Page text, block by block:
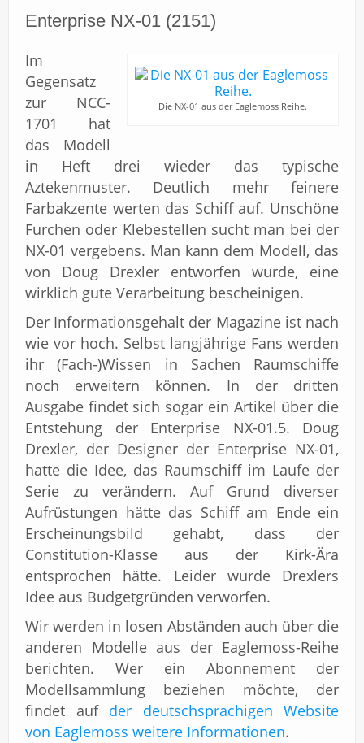
Enterprise NX-01 (2151)
Die NX-01 aus der Eaglemoss Reihe.
Im
Gegensatz
zur NCC-
1701 hat
das Modell
in Heft drei wieder das typische
Aztekenmuster. Deutlich mehr feinere
Farbakzente werten das Schiff auf. Unschöne
Furchen oder Klebestellen sucht man bei der
NX-01 vergebens. Man kann dem Modell, das
von Doug Drexler entworfen wurde, eine
wirklich gute Verarbeitung bescheinigen.
Der Informationsgehalt der Magazine ist nach
wie vor hoch. Selbst langjährige Fans werden
ihr (Fach-)Wissen in Sachen Raumschiffe
noch erweitern können. In der dritten
Ausgabe findet sich sogar ein Artikel über die
Entstehung der Enterprise NX-01.5. Doug
Drexler, der Designer der Enterprise NX-01,
hatte die Idee, das Raumschiff im Laufe der
Serie zu verändern. Auf Grund diverser
Aufrüstungen hätte das Schiff am Ende ein
Erscheinungsbild gehabt, dass der
Constitution-Klasse aus der Kirk-Ära
entsprochen hätte. Leider wurde Drexlers
Idee aus Budgetgründen verworfen.
Wir werden in losen Abständen auch über die
anderen Modelle aus der Eaglemoss-Reihe
berichten. Wer ein Abonnement der
Modellsammlung beziehen möchte, der
findet auf der deutschsprachigen Website
von Eaglemoss weitere Informationen.